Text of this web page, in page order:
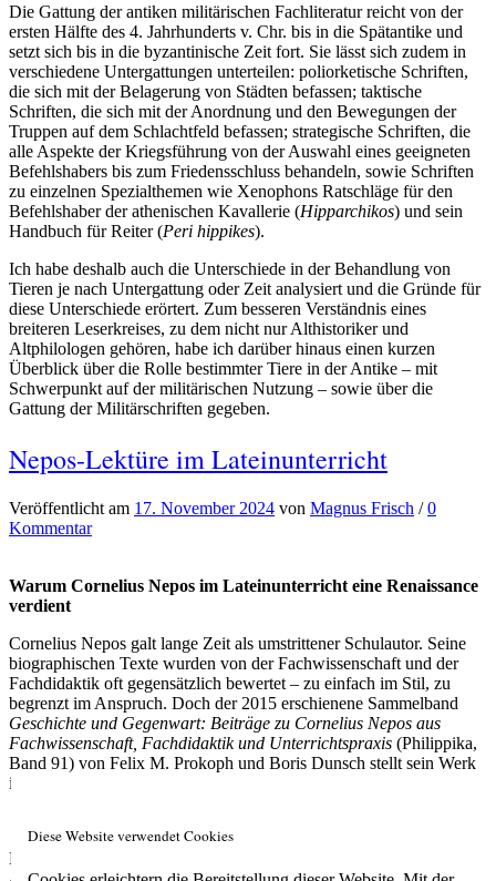
Die Gattung der antiken militärischen Fachliteratur reicht von der
ersten Hälfte des 4. Jahrhunderts v. Chr. bis in die Spätantike und
setzt sich bis in die byzantinische Zeit fort. Sie lässt sich zudem in
verschiedene Untergattungen unterteilen: poliorketische Schriften,
die sich mit der Belagerung von Städten befassen; taktische
Schriften, die sich mit der Anordnung und den Bewegungen der
Truppen auf dem Schlachtfeld befassen; strategische Schriften, die
alle Aspekte der Kriegsführung von der Auswahl eines geeigneten
Befehlshabers bis zum Friedensschluss behandeln, sowie Schriften
zu einzelnen Spezialthemen wie Xenophons Ratschläge für den
Befehlshaber der athenischen Kavallerie (Hipparchikos) und sein
Handbuch für Reiter (Peri hippikes).
Ich habe deshalb auch die Unterschiede in der Behandlung von
Tieren je nach Untergattung oder Zeit analysiert und die Gründe für
diese Unterschiede erörtert. Zum besseren Verständnis eines
breiteren Leserkreises, zu dem nicht nur Althistoriker und
Altphilologen gehören, habe ich darüber hinaus einen kurzen
Überblick über die Rolle bestimmter Tiere in der Antike – mit
Schwerpunkt auf der militärischen Nutzung – sowie über die
Gattung der Militärschriften gegeben.
Nepos-Lektüre im Lateinunterricht
Veröffentlicht am 17. November 2024 von Magnus Frisch /0
Kommentar
Warum Cornelius Nepos im Lateinunterricht eine Renaissance
verdient
Cornelius Nepos galt lange Zeit als umstrittener Schulautor. Seine
biographischen Texte wurden von der Fachwissenschaft und der
Fachdidaktik oft gegensätzlich bewertet – zu einfach im Stil, zu
begrenzt im Anspruch. Doch der 2015 erschienene Sammelband
Geschichte und Gegenwart: Beiträge zu Cornelius Nepos aus
Fachwissenschaft, Fachdidaktik und Unterrichtspraxis (Philippika,
Band 91) von Felix M. Prokoph und Boris Dunsch stellt sein Werk
in ein neues Licht.
Mein Beitrag in diesem Band trägt den Titel:
Diese Website verwendet Cookies